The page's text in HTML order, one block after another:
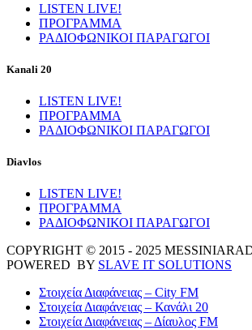
LISTEN LIVE!
ΠΡΟΓΡΑΜΜΑ
ΡΑΔΙΟΦΩΝΙΚΟΙ ΠΑΡΑΓΩΓΟΙ
Kanali 20
LISTEN LIVE!
ΠΡΟΓΡΑΜΜΑ
ΡΑΔΙΟΦΩΝΙΚΟΙ ΠΑΡΑΓΩΓΟΙ
Diavlos
LISTEN LIVE!
ΠΡΟΓΡΑΜΜΑ
ΡΑΔΙΟΦΩΝΙΚΟΙ ΠΑΡΑΓΩΓΟΙ
COPYRIGHT © 2015 - 2025
POWERED BY SLAVE IT SOLUTIONS
Στοιχεία Διαφάνειας – City FM
Στοιχεία Διαφάνειας – Κανάλι 20
Στοιχεία Διαφάνειας – Δίαυλος FM